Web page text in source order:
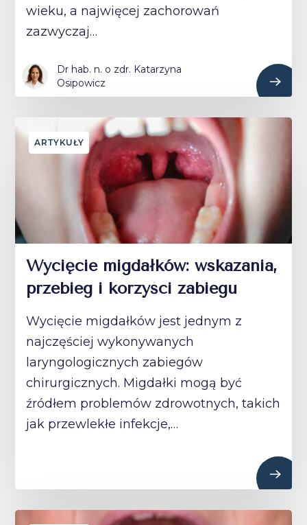
wieku, a najwięcej zachorowań
zazwyczaj…
Dr hab. n. o zdr. Katarzyna
Osipowicz
ARTYKUŁY
Wycięcie migdałków: wskazania,
przebieg i korzyści zabiegu
Wycięcie migdałków jest jednym z
najczęściej wykonywanych
laryngologicznych zabiegów
chirurgicznych. Migdałki mogą być
źródłem problemów zdrowotnych, takich
jak przewlekłe infekcje,…